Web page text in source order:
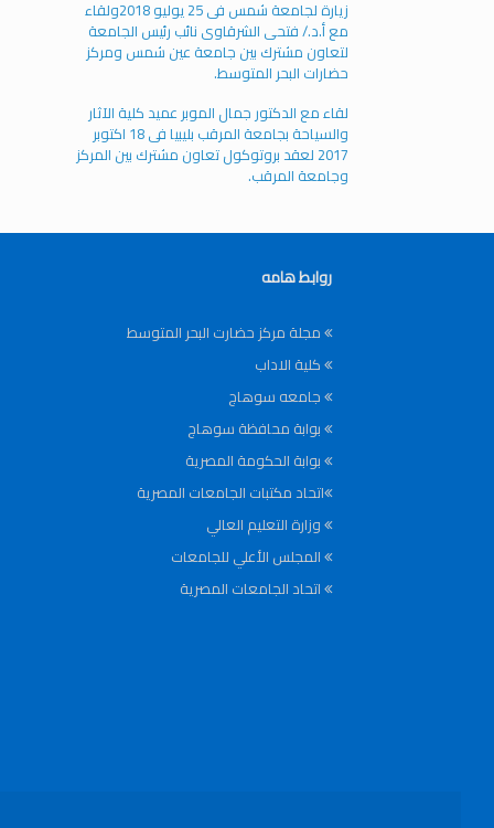
زيارة لجامعة شمس فى 25 يوليو 2018ولقاء
مع أ.د./ فتحى الشرقاوى نائب رئيس الجامعة
لتعاون مشترك بين جامعة عين شمس ومركز
حضارات البحر المتوسط.
لقاء مع الدكتور جمال الموبر عميد كلية الآثار
والسياحة بجامعة المرقب بليبيا فى 18 اكتوبر
2017 لعقد بروتوكول تعاون مشترك بين المركز
وجامعة المرقب.
روابط هامه
مجلة مركز حضارت البحر المتوسط
كلية الاداب
جامعه سوهاج
بوابة محافظة سوهاج
بوابة الحكومة المصرية
اتحاد مكتبات الجامعات المصرية
وزارة التعليم العالي
المجلس الأعلي للجامعات
اتحاد الجامعات المصرية